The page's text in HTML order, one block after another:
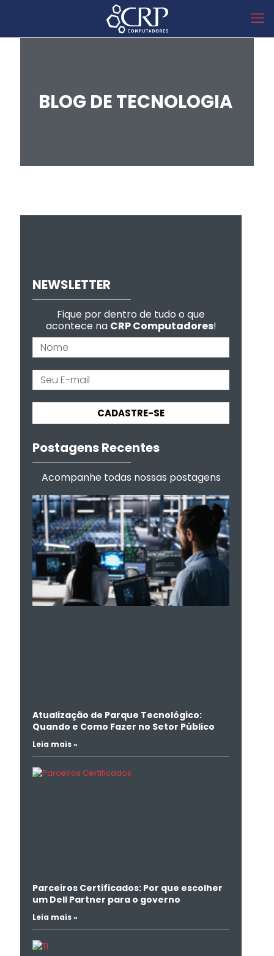
BLOG DE TECNOLOGIA
NEWSLETTER
Fique por dentro de tudo o que
acontece na CRP Computadores!
CADASTRE-SE
Postagens Recentes
Acompanhe todas nossas postagens
Atualização de Parque Tecnológico:
Quando e Como Fazer no Setor Público
Leia mais »
Parceiros Certificados: Por que escolher
um Dell Partner para o governo
Leia mais »